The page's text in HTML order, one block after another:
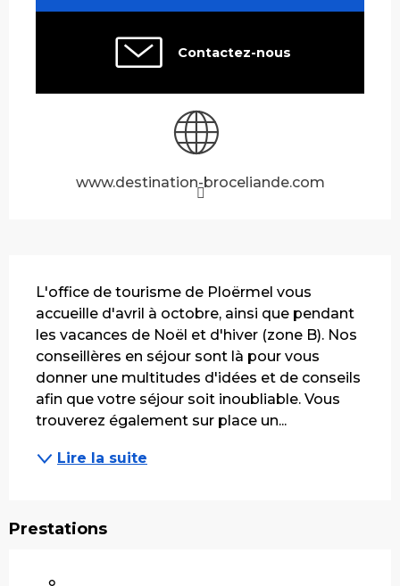
Contactez-nous
www.destination-broceliande.com
L'office de tourisme de Ploërmel vous
accueille d'avril à octobre, ainsi que pendant
les vacances de Noël et d'hiver (zone B). Nos
conseillères en séjour sont là pour vous
donner une multitudes d'idées et de conseils
afin que votre séjour soit inoubliable. Vous
trouverez également sur place un...
Lire la suite
Prestations